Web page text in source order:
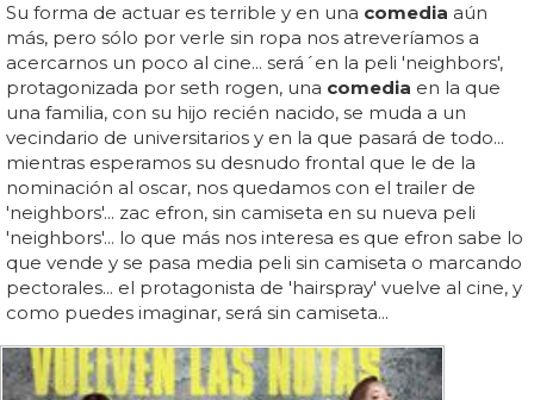
Su forma de actuar es terrible y en una comedia aún
más, pero sólo por verle sin ropa nos atreveríamos a
acercarnos un poco al cine... será´en la peli 'neighbors',
protagonizada por seth rogen, una comedia en la que
una familia, con su hijo recién nacido, se muda a un
vecindario de universitarios y en la que pasará de todo...
mientras esperamos su desnudo frontal que le de la
nominación al oscar, nos quedamos con el trailer de
'neighbors'... zac efron, sin camiseta en su nueva peli
'neighbors'... lo que más nos interesa es que efron sabe lo
que vende y se pasa media peli sin camiseta o marcando
pectorales... el protagonista de 'hairspray' vuelve al cine, y
como puedes imaginar, será sin camiseta...